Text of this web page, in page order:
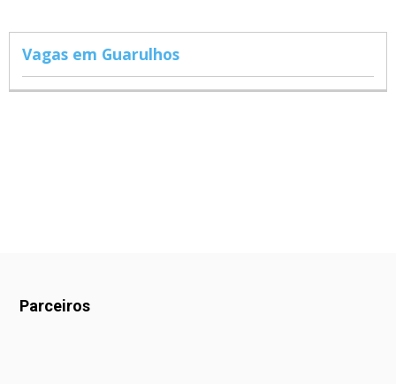
Vagas em Guarulhos
Parceiros